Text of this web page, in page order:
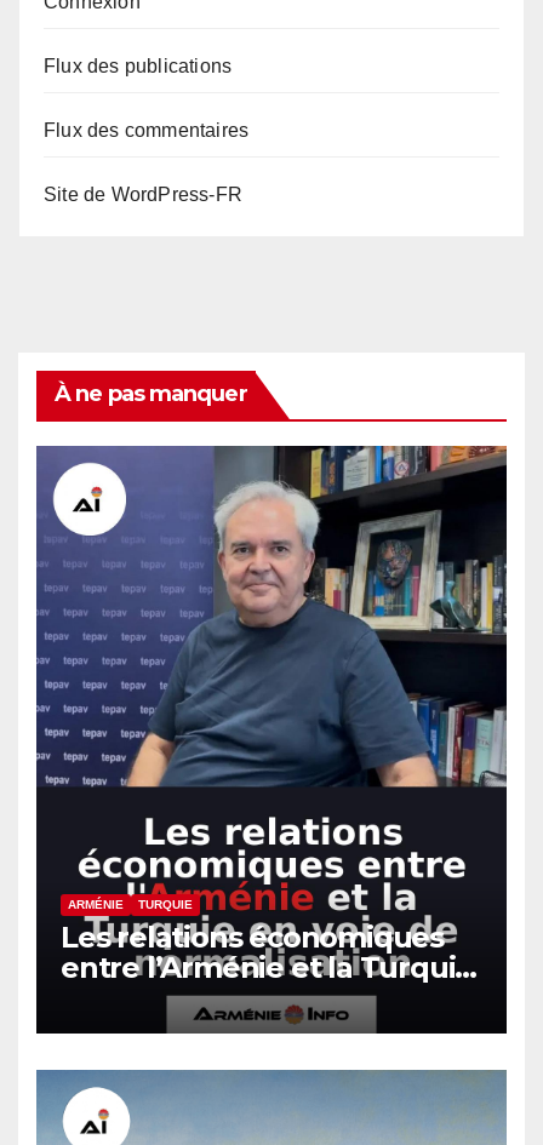
Flux des publications
Flux des commentaires
Site de WordPress-FR
À ne pas manquer
ARMÉNIE TURQUIE
Les relations économiques
entre l’Arménie et la Turquie
en voie de normalisation